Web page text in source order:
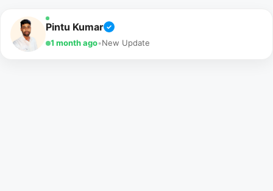
Pintu Kumar ✓
1 month ago•New Update